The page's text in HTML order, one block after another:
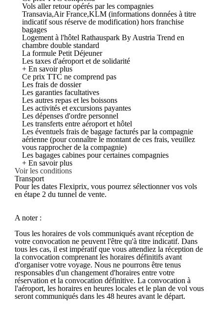
Vols aller retour opérés par les compagnies
Transavia,Air France,KLM (informations données à titre
indicatif sous réserve de modification) hors franchise
bagages
Logement à l'hôtel Rathauspark By Austria Trend en
chambre double standard
La formule Petit Déjeuner
Les taxes d'aéroport et de solidarité
+ En savoir plus
Ce prix TTC ne comprend pas
Les frais de dossier
Les garanties facultatives
Les autres repas et les boissons
Les activités et excursions payantes
Les dépenses d'ordre personnel
Les transferts entre aéroport et hôtel
Les éventuels frais de bagage facturés par la compagnie
aérienne (pour connaître le montant de ces frais, veuillez
vous rapprocher de la compagnie)
Les bagages cabines pour certaines compagnies
+ En savoir plus
Voir les conditions
Transport
Pour les dates Flexiprix, vous pourrez sélectionner vos vols
en étape 2 du tunnel de vente.
A noter :
Tous les horaires de vols communiqués avant réception de
votre convocation ne peuvent l'être qu'à titre indicatif. Dans
tous les cas, il est impératif que vous attendiez la réception de
la convocation comprenant les horaires définitifs avant
d'organiser votre voyage. Nous ne pourrons être tenus
responsables d'un changement d'horaires entre votre
réservation et la convocation définitive. La convocation à
l'aéroport, les horaires en heures locales et le plan de vol vous
seront communiqués dans les 48 heures avant le départ.